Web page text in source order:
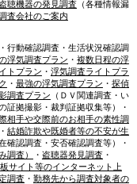
聴機器の発見調査（各種情報漏
査会社のご案内
行動確認調査・生活状況確認調
浮気調査プラン ・ 複数日程の浮
トプラン ・ 浮気調査ライトプラ
・ 最強の浮気調査プラン ・ 探偵
調査プラン （ＤＶ関連調査・い
証拠撮影・裁判証拠収集等）・
相手や交際前のお相手の素性調
・ 結婚詐欺や既婚者等の不安が生
確認調査・安否確認調査等）・
調査） ・ 盗聴器発見調査・
サイト等のインターネット上
調査・ 勤務先から調査対象者の